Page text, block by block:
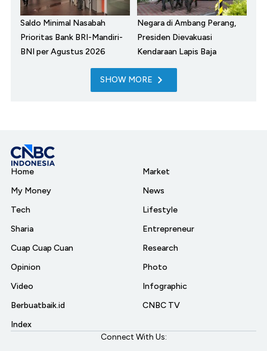
Saldo Minimal Nasabah
Prioritas Bank BRI-Mandiri-
BNI per Agustus 2026
Negara di Ambang Perang,
Presiden Dievakuasi
Kendaraan Lapis Baja
SHOW MORE
Home
My Money
Tech
Sharia
Cuap Cuap Cuan
Opinion
Video
Berbuatbaik.id
Index
Market
News
Lifestyle
Entrepreneur
Research
Photo
Infographic
CNBC TV
Connect With Us: